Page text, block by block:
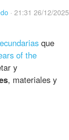
· 21:31 26/12/2025
que
of the
y
, materiales y